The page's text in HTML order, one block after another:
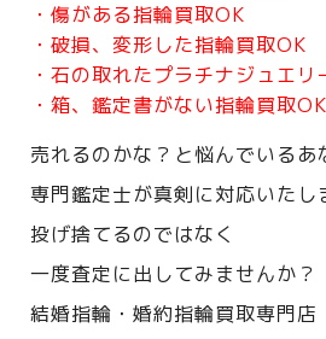
・傷がある指輪買取OK
・破損、変形した指輪買取OK
・石の取れたプラチナジュエリ
・箱、鑑定書がない指輪買
売れるのかな？と悩んでいるあ
専門鑑定士が真剣に対応いたし
投げ捨てるのではなく
一度査定に出してみませんか？
結婚指輪・婚約指輪買取専門店